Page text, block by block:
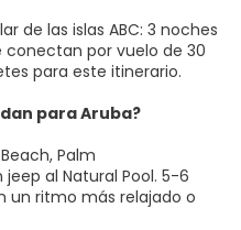
de las islas ABC: 3 noches
conectan por vuelo de 30
para este itinerario.
para Aruba?
Palm
al Natural Pool. 5-6
un ritmo más relajado o